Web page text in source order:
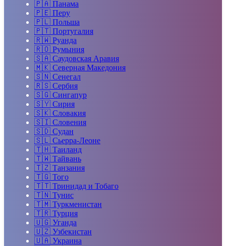
🇵🇦 Панама
🇵🇪 Перу
🇵🇱 Польша
🇵🇹 Португалия
🇷🇼 Руанда
🇷🇴 Румыния
🇸🇦 Саудовская Аравия
🇲🇰 Северная Македония
🇸🇳 Сенегал
🇷🇸 Сербия
🇸🇬 Сингапур
🇸🇾 Сирия
🇸🇰 Словакия
🇸🇮 Словения
🇸🇩 Судан
🇸🇱 Сьерра-Леоне
🇹🇭 Таиланд
🇹🇼 Тайвань
🇹🇿 Танзания
🇹🇬 Того
🇹🇹 Тринидад и Тобаго
🇹🇳 Тунис
🇹🇲 Туркменистан
🇹🇷 Турция
🇺🇬 Уганда
🇺🇿 Узбекистан
🇺🇦 Украина